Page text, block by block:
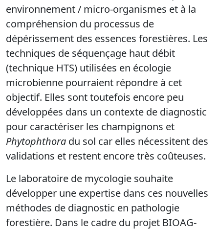
environnement / micro-organismes et à la
compréhension du processus de
dépérissement des essences forestières. Les
techniques de séquençage haut débit
(technique HTS) utilisées en écologie
microbienne pourraient répondre à cet
objectif. Elles sont toutefois encore peu
développées dans un contexte de diagnostic
pour caractériser les champignons et
Phytophthora du sol car elles nécessitent des
validations et restent encore très coûteuses.
Le laboratoire de mycologie souhaite
développer une expertise dans ces nouvelles
méthodes de diagnostic en pathologie
forestière. Dans le cadre du projet BIOAG-